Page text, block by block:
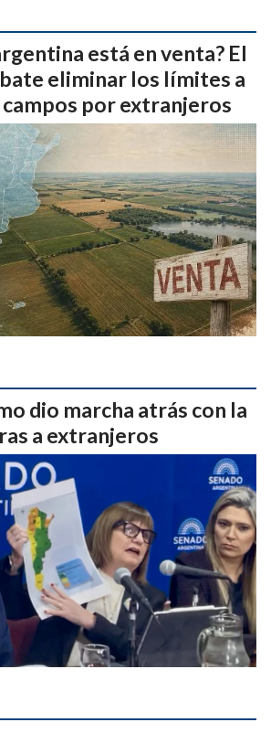
está en venta? El
eliminar los límites a
campos por extranjeros
dio marcha atrás con la
a extranjeros